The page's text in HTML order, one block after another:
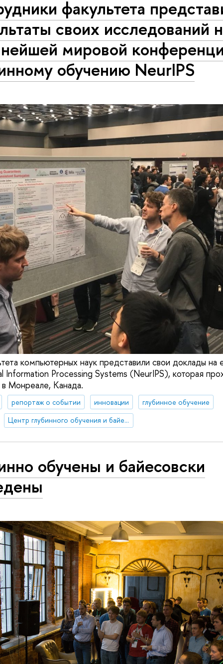
факультета
своих исследований
мировой
обучению NeurIPS
компьютерных наук представили свои доклады на
Information Processing Systems (NeurIPS), которая
Монреале, Канада.
репортаж о событии инновации
глубинное обучение
Центр глубинного обучения и байесовских методов
обучены и байесовски